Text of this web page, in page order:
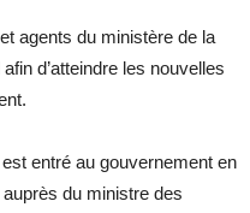
agents du ministère de la
d’atteindre les nouvelles
entré au gouvernement en
du ministre des